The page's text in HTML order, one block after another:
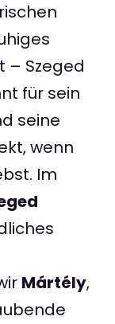
– Szeged
für sein
seine
wenn
Im
Mártély,